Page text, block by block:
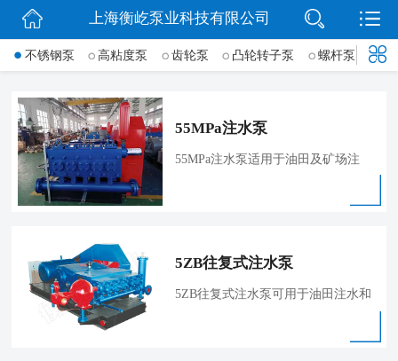
网站首页
联系我们
上海衡屹泵业科技有限公司
不锈钢泵 高粘度泵 齿轮泵 凸轮转子泵 螺杆泵 导
55MPa注水泵
55MPa注水泵适用于油田及矿场注
5ZB往复式注水泵
5ZB往复式注水泵可用于油田注水和